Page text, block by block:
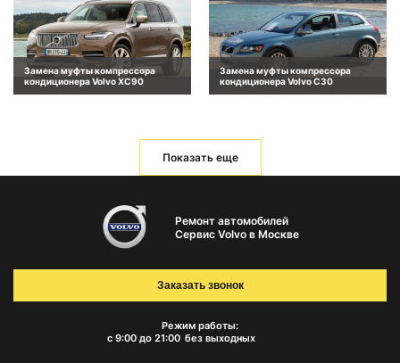
Замена муфты компрессора
кондиционера Volvo XC90
Замена муфты компрессора
кондиционера Volvo C30
Показать еще
Ремонт автомобилей
Сервис Volvo в Москве
Режим работы:
с 9:00 до 21:00 без выходных
Заказать звонок